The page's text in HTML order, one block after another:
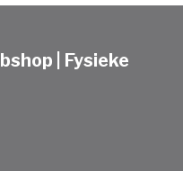
| Fysieke